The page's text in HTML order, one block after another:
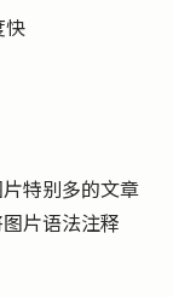
快
特别多的文章
片语法注释